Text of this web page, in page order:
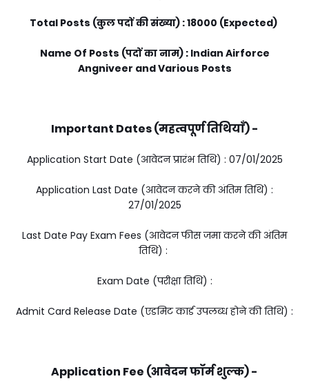
Total Posts (कुल पदों की संख्या) : 18000 (Expected)
Name Of Posts (पदों का नाम) : Indian Airforce
Angniveer and Various Posts
Important Dates (महत्वपूर्ण तिथियाँ) -
Application Start Date (आवेदन प्रारंभ तिथि) : 07/01/2025
Application Last Date (आवेदन करने की अंतिम तिथि) :
27/01/2025
Last Date Pay Exam Fees (आवेदन फीस जमा करने की अंतिम
तिथि) :
Exam Date (परीक्षा तिथि) :
Admit Card Release Date (एडमिट कार्ड उपलब्ध होने की तिथि) :
Application Fee (आवेदन फॉर्म शुल्क) -